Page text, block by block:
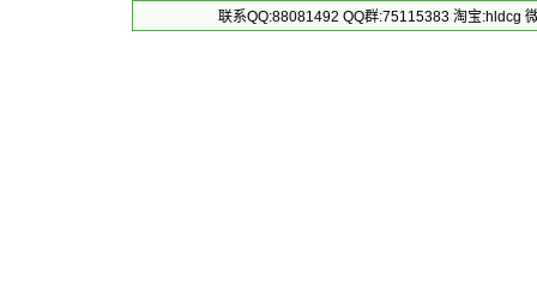
联系QQ:88081492 QQ群:75115383 淘宝:hldcg